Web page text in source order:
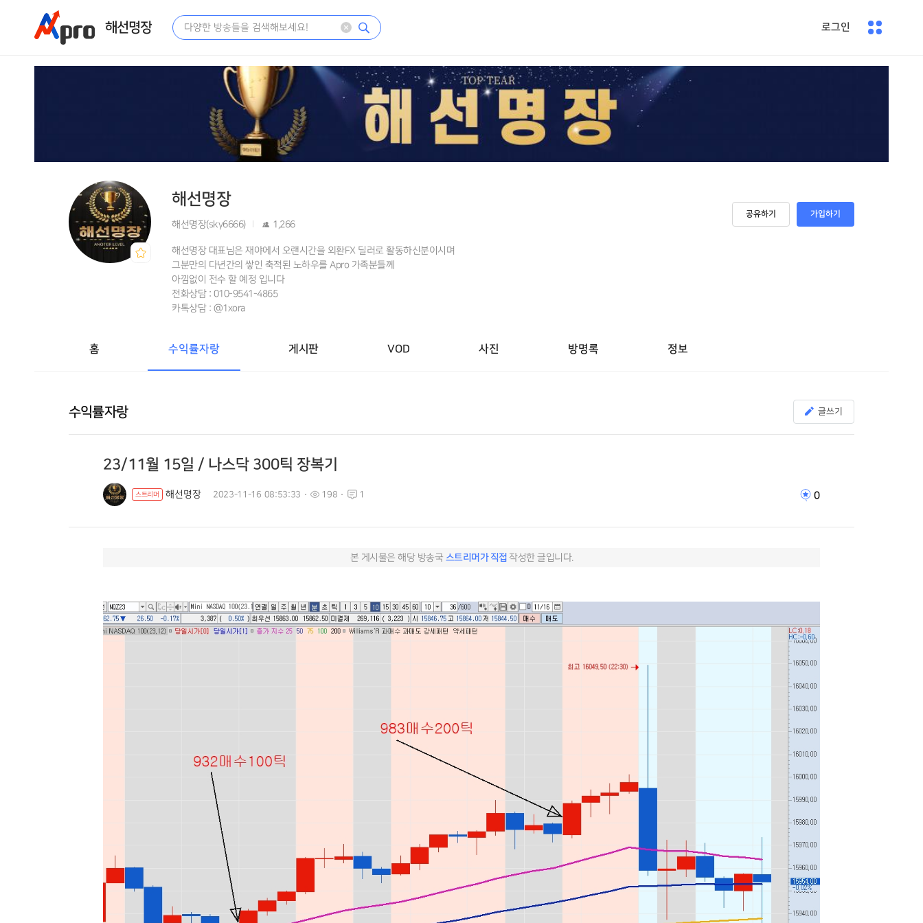
해선명장 로그인
해선명장
해선명장(sky6666) 1,266
공유하기 가입하기
해선명장 대표님은 재야에서 오랜시간을 외환FX 딜러로 활동하신분이시며
그분만의 다년간의 쌓인 축적된 노하우를 Apro 가족분들께
아낌없이 전수 할 예정 입니다
전화상담 : 010-9541-4865
카톡상담 : @1xora
홈 수익률자랑 게시판 VOD 사진 방명록 정보
수익률자랑 글쓰기
23/11월 15일 / 나스닥 300틱 장복기
스트리머 해선명장 0
2023-11-16 08:53:33 198 1
본 게시물은 해당 방송국 스트리머가 직접 작성한 글입니다.